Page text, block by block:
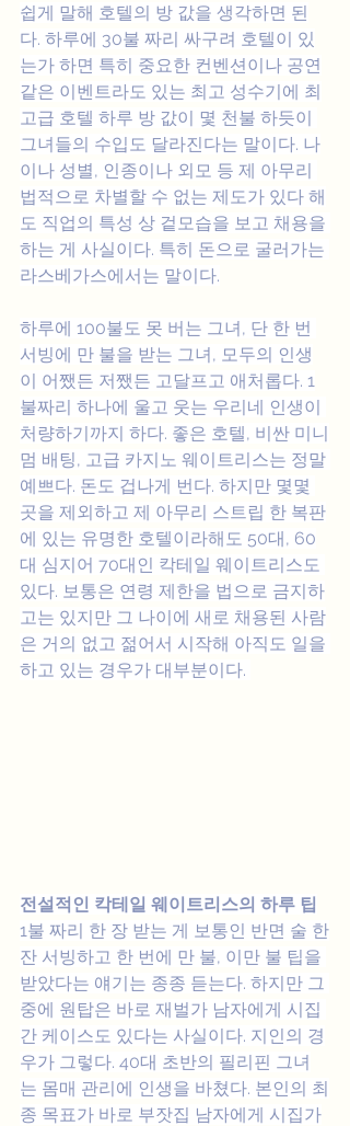
쉽게 말해 호텔의 방 값을 생각하면 된
다. 하루에 30불 짜리 싸구려 호텔이 있
는가 하면 특히 중요한 컨벤션이나 공연
같은 이벤트라도 있는 최고 성수기에 최
고급 호텔 하루 방 값이 몇 천불 하듯이
그녀들의 수입도 달라진다는 말이다. 나
이나 성별, 인종이나 외모 등 제 아무리
법적으로 차별할 수 없는 제도가 있다 해
도 직업의 특성 상 겉모습을 보고 채용을
하는 게 사실이다. 특히 돈으로 굴러가는
라스베가스에서는 말이다.
하루에 100불도 못 버는 그녀, 단 한 번
서빙에 만 불을 받는 그녀, 모두의 인생
이 어쨌든 저쨌든 고달프고 애처롭다. 1
불짜리 하나에 울고 웃는 우리네 인생이
처량하기까지 하다. 좋은 호텔, 비싼 미니
멈 배팅, 고급 카지노 웨이트리스는 정말
예쁘다. 돈도 겁나게 번다. 하지만 몇몇
곳을 제외하고 제 아무리 스트립 한 복판
에 있는 유명한 호텔이라해도 50대, 60
대 심지어 70대인 칵테일 웨이트리스도
있다. 보통은 연령 제한을 법으로 금지하
고는 있지만 그 나이에 새로 채용된 사람
은 거의 없고 젊어서 시작해 아직도 일을
하고 있는 경우가 대부분이다.
전설적인 칵테일 웨이트리스의 하루 팁
1불 짜리 한 장 받는 게 보통인 반면 술 한
잔 서빙하고 한 번에 만 불, 이만 불 팁을
받았다는 얘기는 종종 듣는다. 하지만 그
중에 원탑은 바로 재벌가 남자에게 시집
간 케이스도 있다는 사실이다. 지인의 경
우가 그렇다. 40대 초반의 필리핀 그녀
는 몸매 관리에 인생을 바쳤다. 본인의 최
종 목표가 바로 부잣집 남자에게 시집가